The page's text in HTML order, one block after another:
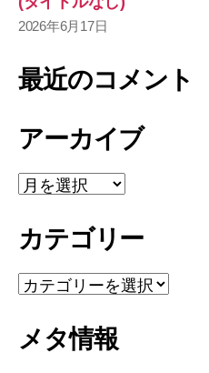
2026年6月17日
最近のコメント
アーカイブ
ア
ー
イ
カテゴリー
カ
テ
リ
メタ情報